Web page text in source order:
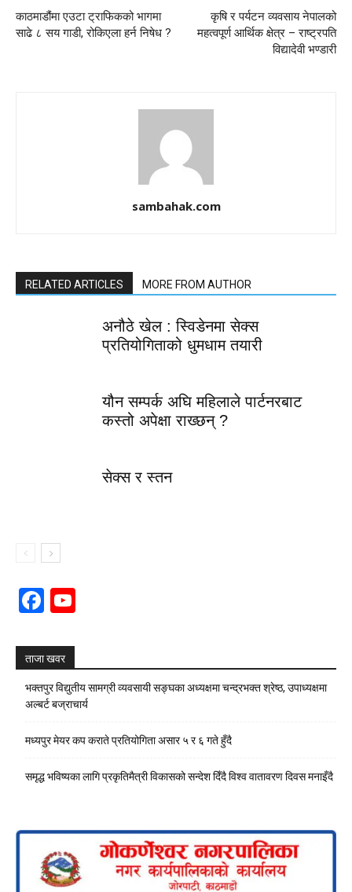
काठमाडौंमा एउटा ट्राफिकको भागमा
साढे ८ सय गाडी, रोकिएला हर्न निषेध ?
कृषि र पर्यटन व्यवसाय नेपालको
महत्वपूर्ण आर्थिक क्षेत्र – राष्ट्रपति
विद्यादेवी भण्डारी
sambahak.com
RELATED ARTICLES MORE FROM AUTHOR
अनौठे खेल : स्विडेनमा सेक्स
प्रतियोगिताको धुमधाम तयारी
यौन सम्पर्क अघि महिलाले पार्टनरबाट
कस्तो अपेक्षा राख्छन् ?
सेक्स र स्तन
Facebook
ताजा खवर
भक्तपुर विद्युतीय सामग्री व्यवसायी सङ्घका अध्यक्षमा चन्द्रभक्त श्रेष्ठ, उपाध्यक्षमा
अल्बर्ट बज्राचार्य
मध्यपुर मेयर कप कराते प्रतियोगिता असार ५ र ६ गते हुँदै
समृद्ध भविष्यका लागि प्रकृतिमैत्री विकासको सन्देश दिँदै विश्व वातावरण दिवस मनाइँदै